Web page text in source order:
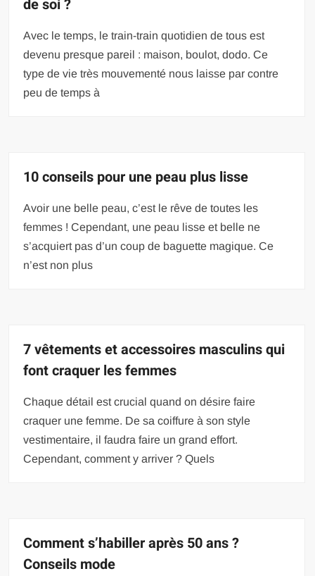
de soi ?
Avec le temps, le train-train quotidien de tous est
devenu presque pareil : maison, boulot, dodo. Ce
type de vie très mouvementé nous laisse par contre
peu de temps à
10 conseils pour une peau plus lisse
Avoir une belle peau, c’est le rêve de toutes les
femmes ! Cependant, une peau lisse et belle ne
s’acquiert pas d’un coup de baguette magique. Ce
n’est non plus
7 vêtements et accessoires masculins qui
font craquer les femmes
Chaque détail est crucial quand on désire faire
craquer une femme. De sa coiffure à son style
vestimentaire, il faudra faire un grand effort.
Cependant, comment y arriver ? Quels
Comment s’habiller après 50 ans ?
Conseils mode